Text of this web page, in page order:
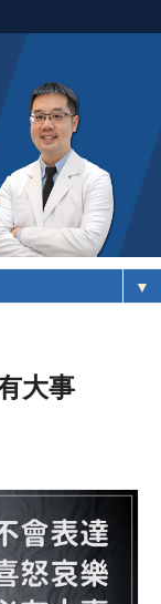
▼
大事